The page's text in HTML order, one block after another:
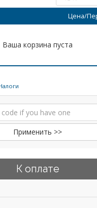
Цена/
Ваша корзина пуста
Применить >>
К оплате